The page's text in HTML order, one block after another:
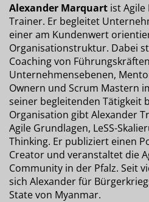
Alexander Marquart ist
Trainer. Er begleitet
einer am Kundenwert
Organisationstruktur. Dabei
Coaching von
Unternehmensebenen,
Ownern und Scrum Mastern
seiner begleitenden Tätigkeit
Organisation gibt Alexander
Agile Grundlagen, LeSS-
Thinking. Er publiziert einen
Creator und veranstaltet die
Community in der Pfalz. Seit
sich Alexander für
State von Myanmar.